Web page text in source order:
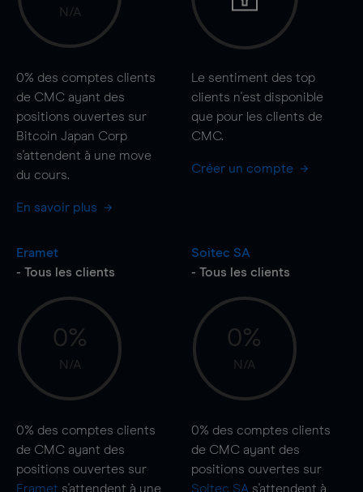
N/A
0% des comptes clients
de CMC ayant des
positions ouvertes sur
Bitcoin Japan Corp
s'attendent à une move
du cours.
En savoir plus
Le sentiment des top
clients n'est disponible
que pour les clients de
CMC.
Créer un compte
Eramet
- Tous les clients
0%
N/A
0% des comptes clients
de CMC ayant des
positions ouvertes sur
Eramet s'attendent à une
Soitec SA
- Tous les clients
0%
N/A
0% des comptes clients
de CMC ayant des
positions ouvertes sur
Soitec SA s'attendent à